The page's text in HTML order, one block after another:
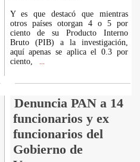
Y es que destacó que mientras
otros países otorgan 4 o 5 por
ciento de su Producto Interno
Bruto (PIB) a la investigación,
aquí apenas se aplica el 0.3 por
ciento,
Denuncia PAN a 14
funcionarios y ex
funcionarios del
Gobierno de